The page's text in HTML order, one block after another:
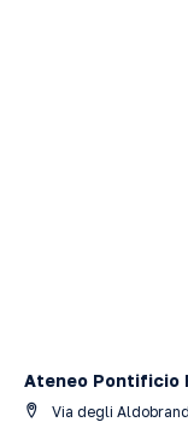
Ateneo Pontificio
Via degli